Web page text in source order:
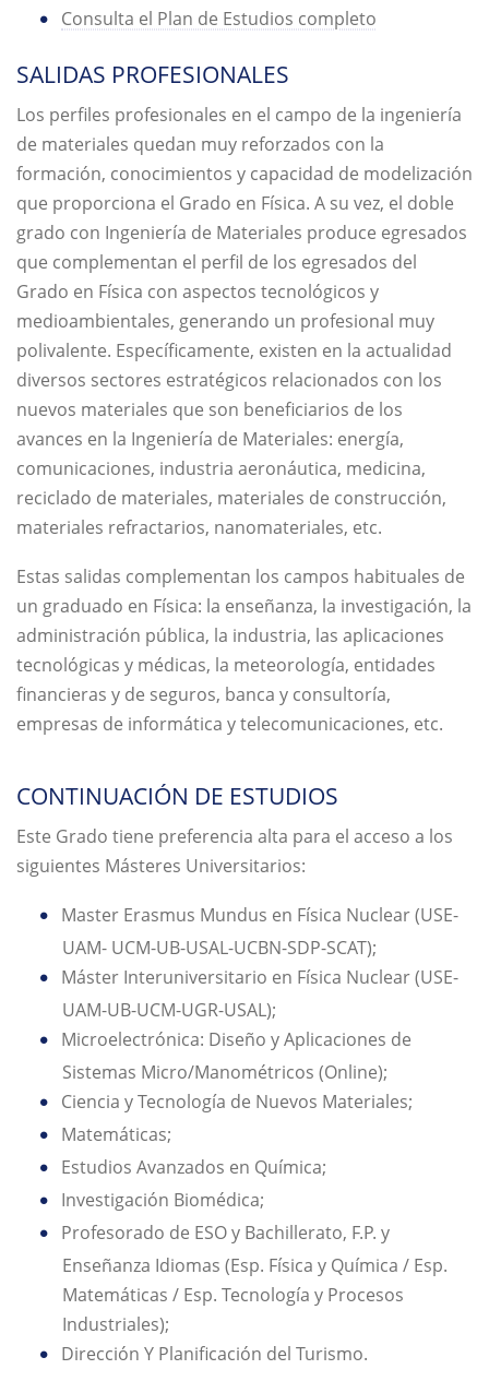
Consulta el Plan de Estudios completo
SALIDAS PROFESIONALES
Los perfiles profesionales en el campo de la ingeniería
de materiales quedan muy reforzados con la
formación, conocimientos y capacidad de modelización
que proporciona el Grado en Física. A su vez, el doble
grado con Ingeniería de Materiales produce egresados
que complementan el perfil de los egresados del
Grado en Física con aspectos tecnológicos y
medioambientales, generando un profesional muy
polivalente. Específicamente, existen en la actualidad
diversos sectores estratégicos relacionados con los
nuevos materiales que son beneficiarios de los
avances en la Ingeniería de Materiales: energía,
comunicaciones, industria aeronáutica, medicina,
reciclado de materiales, materiales de construcción,
materiales refractarios, nanomateriales, etc.
Estas salidas complementan los campos habituales de
un graduado en Física: la enseñanza, la investigación, la
administración pública, la industria, las aplicaciones
tecnológicas y médicas, la meteorología, entidades
financieras y de seguros, banca y consultoría,
empresas de informática y telecomunicaciones, etc.
CONTINUACIÓN DE ESTUDIOS
Este Grado tiene preferencia alta para el acceso a los
siguientes Másteres Universitarios:
Master Erasmus Mundus en Física Nuclear (USE-
UAM- UCM-UB-USAL-UCBN-SDP-SCAT);
Máster Interuniversitario en Física Nuclear (USE-
UAM-UB-UCM-UGR-USAL);
Microelectrónica: Diseño y Aplicaciones de
Sistemas Micro/Manométricos (Online);
Ciencia y Tecnología de Nuevos Materiales;
Matemáticas;
Estudios Avanzados en Química;
Investigación Biomédica;
Profesorado de ESO y Bachillerato, F.P. y
Enseñanza Idiomas (Esp. Física y Química / Esp.
Matemáticas / Esp. Tecnología y Procesos
Industriales);
Dirección Y Planificación del Turismo.